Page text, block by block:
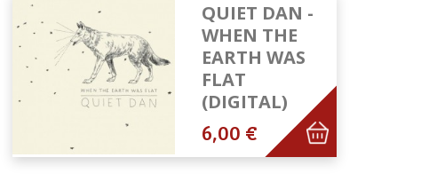
QUIET DAN -
WHEN THE
EARTH WAS
FLAT
(DIGITAL)
6,00 €